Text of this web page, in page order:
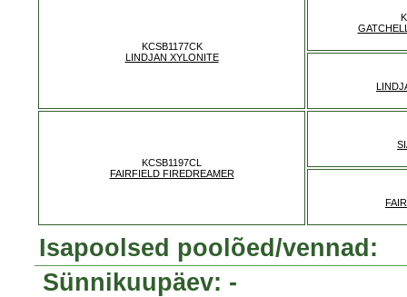
KCSB1177CK
LINDJAN XYLONITE
KCSB1197CL
FAIRFIELD FIREDREAMER
Isapoolsed poolõed/vennad:
Sünnikuupäev: -